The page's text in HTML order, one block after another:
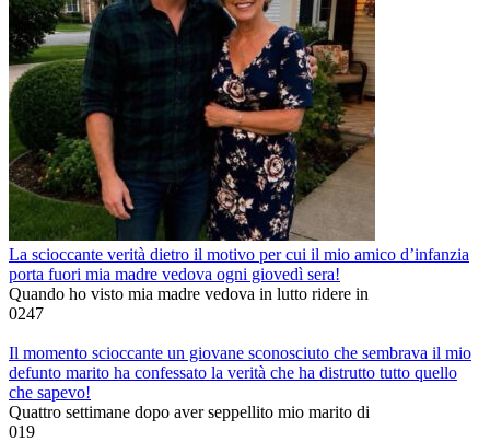
La scioccante verità dietro il motivo per cui il mio amico d’infanzia
porta fuori mia madre vedova ogni giovedì sera!
Quando ho visto mia madre vedova in lutto ridere in
0247
Il momento scioccante un giovane sconosciuto che sembrava il mio
defunto marito ha confessato la verità che ha distrutto tutto quello
che sapevo!
Quattro settimane dopo aver seppellito mio marito di
019